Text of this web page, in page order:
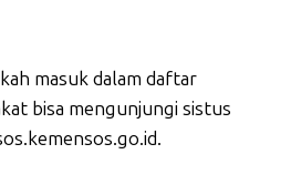
masuk dalam daftar
bisa mengunjungi sistus